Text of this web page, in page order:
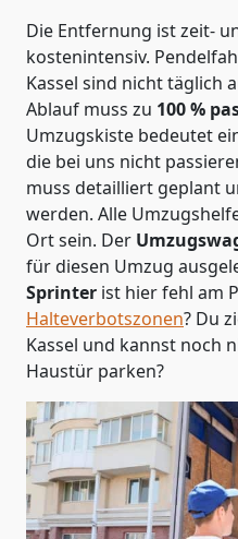
Die Entfernung ist zeit-
kostenintensiv.
Kassel sind nicht täglich
Ablauf muss zu 100 %
Umzugskiste bedeutet
die bei uns nicht
muss detailliert geplant
werden. Alle
Ort sein. Der
für diesen Umzug
Sprinter ist hier fehl am
Halteverbotszonen? Du
Kassel und kannst noch
Haustür parken?